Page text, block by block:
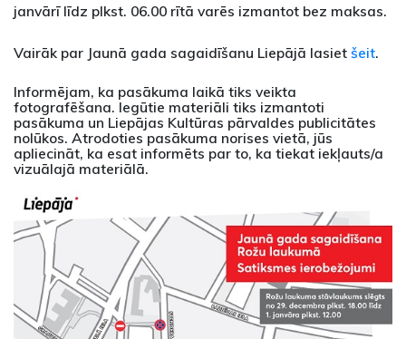
janvārī līdz plkst. 06.00 rītā varēs izmantot bez maksas.
Vairāk par Jaunā gada sagaidīšanu Liepājā lasiet šeit.
Informējam, ka pasākuma laikā tiks veikta
fotografēšana. Iegūtie materiāli tiks izmantoti
pasākuma un Liepājas Kultūras pārvaldes publicitātes
nolūkos. Atrodoties pasākuma norises vietā, jūs
apliecināt, ka esat informēts par to, ka tiekat iekļauts/a
vizuālajā materiālā.